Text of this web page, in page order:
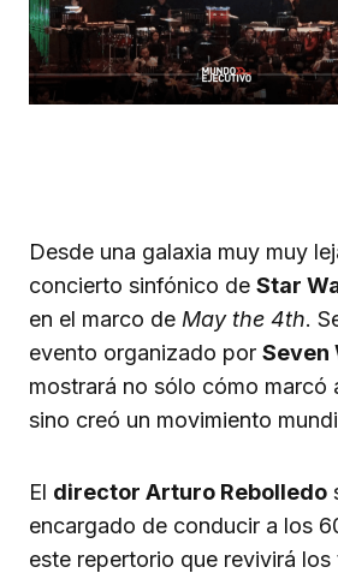
Desde una galaxia muy muy
concierto sinfónico de Star
en el marco de May the 4th.
evento organizado por Seven
mostrará no sólo cómo marcó
sino creó un movimiento
El director Arturo Rebolledo
encargado de conducir a los
este repertorio que revivirá los